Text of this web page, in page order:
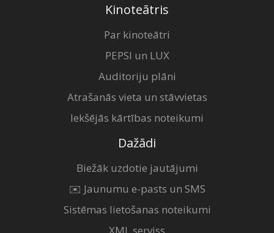
Kinoteātris
Par kinoteātri
PEPSI un LUX
Auditoriju plāni
Atrašanās vieta un stāvvietas
Iekšējās kārtības noteikumi
Dažādi
Biežāk uzdotie jautājumi
✉️ Jaunumu e-pasts un SMS
Sistēmas lietošanas noteikumi
XML serviss